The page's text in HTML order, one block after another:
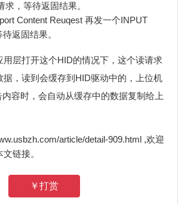
求，等待返固结果。
Content Reuqest 再发一个INPUT
返固结果。
用层打开这个HID的情况下，这个读请求
据，读到会缓存到HID驱动中的，上位机
容时，会自动从缓存中的数据复制给上
article/detail-909.html ,欢迎
链接。
￥打赏